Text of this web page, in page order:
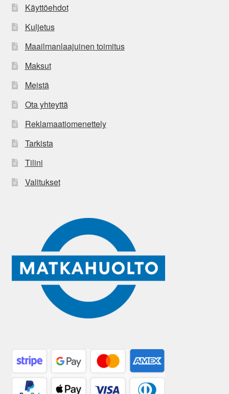
Käyttöehdot
Kuljetus
Maailmanlaajuinen toimitus
Maksut
Meistä
Ota yhteyttä
Reklamaatiomenettely
Tarkista
Tilini
Valitukset